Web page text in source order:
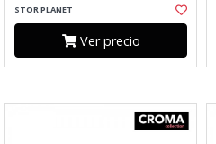
STOR PLANET
Ver precio